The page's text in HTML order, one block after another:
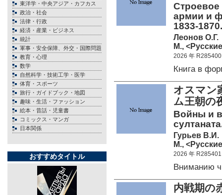
東洋学・中央アジア・カフカス
政治・社会
法律・行政
経済・産業・ビジネス
統計
軍事・安全保障、外交・国際問題
教育・心理
数学
自然科学・技術工学・医学
体育・スポーツ
旅行・ガイドブック・地図
趣味・生活・ファッション
絵本・昔話・児童書
コミックス・マンガ
日本関係
おすすめタイトル
Строевое
армии и
1833-
Леонов О.Г.
М.,
2026 年 R285400
Книга в
オスマン
ム王朝の
Войны и
Гурьев В.И.
М.,
2026 年 R285401
Вниманию
内戦期